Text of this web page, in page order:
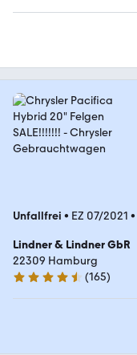
Unfallfrei • EZ 07/2021 •
Lindner & Lindner GbR
22309 Hamburg
4.7 Sterne
(165)